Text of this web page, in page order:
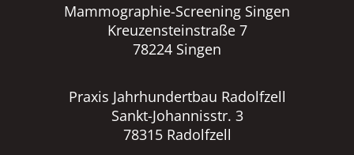
Mammographie-Screening Singen
Kreuzensteinstraße 7
78224 Singen
Praxis Jahrhundertbau Radolfzell
Sankt-Johannisstr. 3
78315 Radolfzell